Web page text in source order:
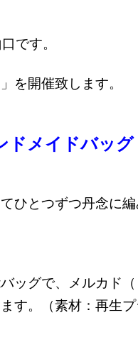
です。
を開催致します。
ドメイドバッ
ひとつずつ丹念に
ッグで、メルカド
す。（素材：再生プ